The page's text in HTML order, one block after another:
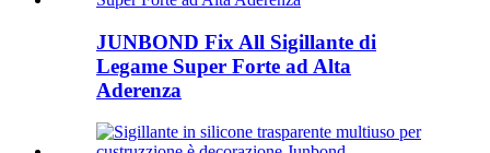
JUNBOND Fix All Sigillante di
Legame Super Forte ad Alta
Aderenza